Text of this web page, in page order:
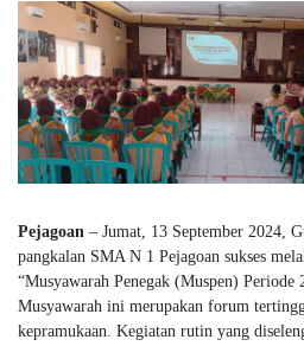
Pejagoan – Jumat, 13 September 2024,
pangkalan SMA N 1 Pejagoan sukses
“Musyawarah Penegak (Muspen) Periode
Musyawarah ini merupakan forum
kepramukaan. Kegiatan rutin yang